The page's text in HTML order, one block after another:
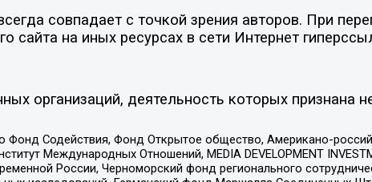
совпадает с точкой зрения авторов. При
на иных ресурсах в сети Интернет
организаций, деятельность которых признана
Содействия, Фонд Открытое общество, Американо-
Международных Отношений, MEDIA DEVELOPMENT
России, Черноморский фонд регионального